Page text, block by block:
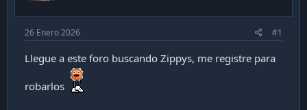
l
t
e
m
p
b
l
26 Enero 2026 #1
Llegue a este foro buscando Zippys, me registre para
robarlos